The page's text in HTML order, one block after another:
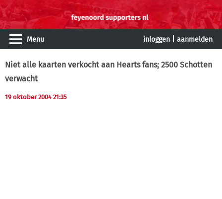
Menu inloggen aanmelden
Niet alle kaarten verkocht aan Hearts fans; 2500 Schotten
verwacht
19 oktober 2004 21:35